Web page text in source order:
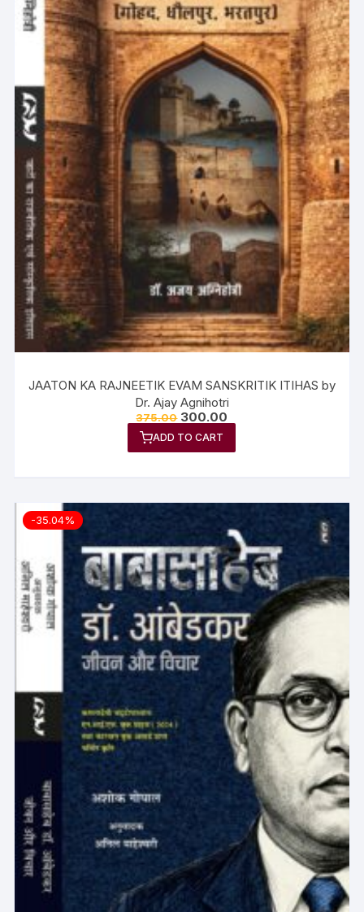
JAATON KA RAJNEETIK EVAM SANSKRITIK ITIHAS by
Dr. Ajay Agnihotri
375.00 300.00
ADD TO CART
-35.04%